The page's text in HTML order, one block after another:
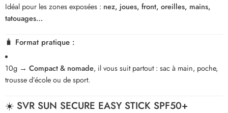
Idéal pour les zones exposées : nez, joues, front, oreilles, mains,
tatouages…
🧳 Format pratique :
10g → Compact & nomade, il vous suit partout : sac à main, poche,
trousse d’école ou de sport.
☀️ SVR SUN SECURE EASY STICK SPF50+